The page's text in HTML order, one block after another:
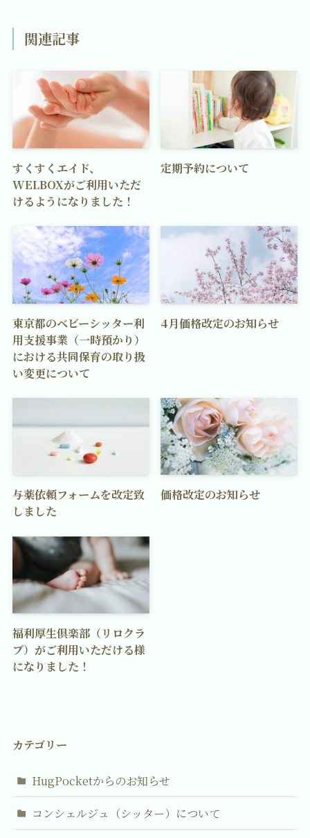
関連記事
すくすくエイド、
WELBOXがご利用いただ
けるようになりました！
定期予約について
東京都のベビーシッター利
用支援事業（一時預かり）
における共同保育の取り扱
い変更について
4月価格改定のお知らせ
与薬依頼フォームを改定致
しました
価格改定のお知らせ
福利厚生倶楽部（リロクラ
ブ）がご利用いただける様
になりました！
カテゴリー
HugPocketからのお知らせ
コンシェルジュ（シッター）について